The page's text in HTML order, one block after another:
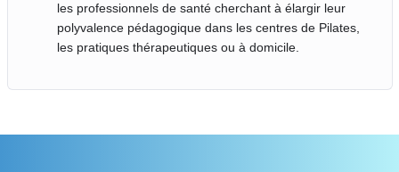
les professionnels de santé cherchant à élargir leur
polyvalence pédagogique dans les centres de Pilates,
les pratiques thérapeutiques ou à domicile.